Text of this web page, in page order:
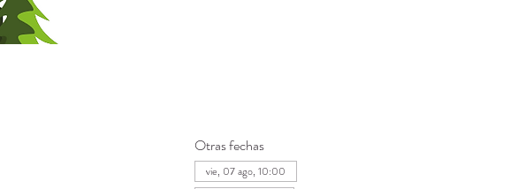
Otras fechas
vie, 07 ago, 10:00